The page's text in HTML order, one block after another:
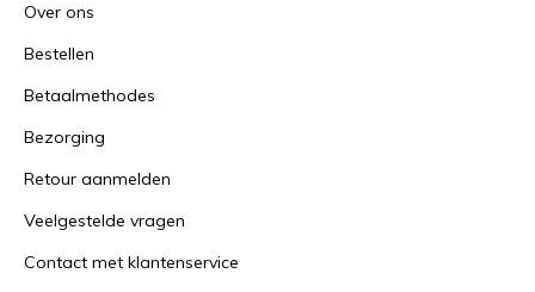
Over ons
Bestellen
Betaalmethodes
Bezorging
Retour aanmelden
Veelgestelde vragen
Contact met klantenservice